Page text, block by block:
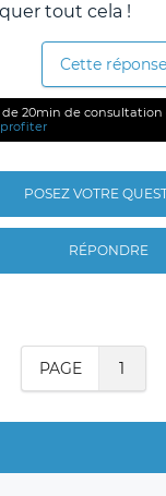
tout cela !
Cette
de 20min de consultation
profiter
POSEZ VOTRE
RÉPONDRE
PAGE 1